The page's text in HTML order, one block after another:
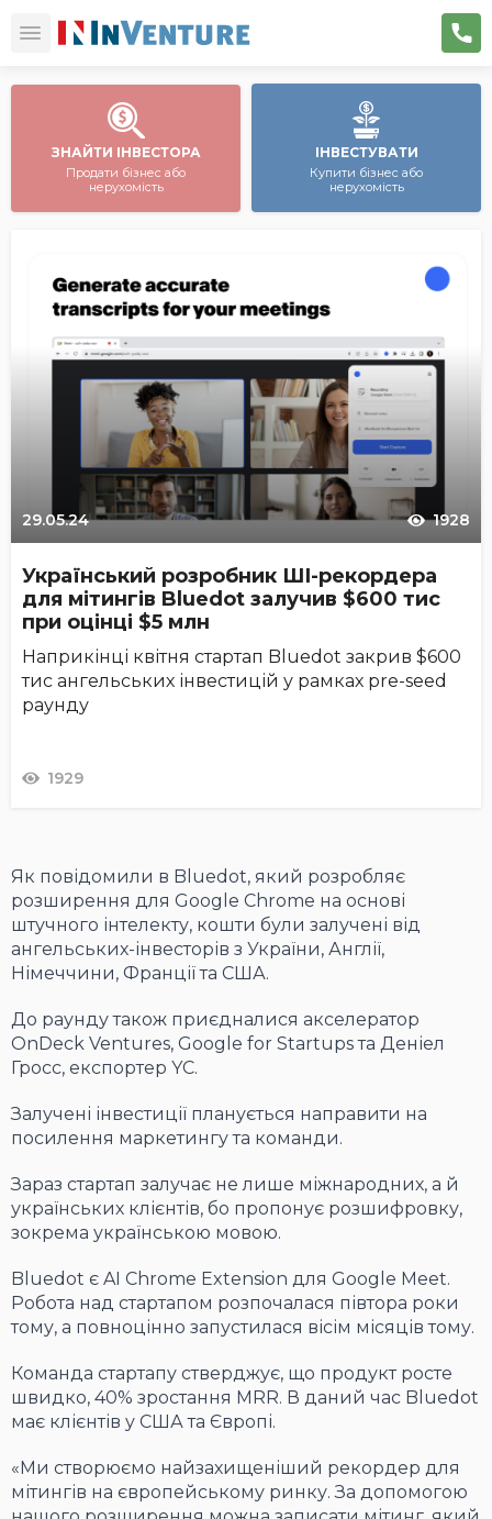
ЗНАЙТИ ІНВЕСТОРА
Продати бізнес або
нерухомість
ІНВЕСТУВАТИ
Купити бізнес або
нерухомість
29.05.24 1928
Український розробник ШІ-рекордера
для мітингів Bluedot залучив $600 тис
при оцінці $5 млн
Наприкінці квітня стартап Bluedot закрив $600
тис ангельських інвестицій у рамках pre-seed
раунду
1929
Як повідомили в Bluedot, який розробляє
розширення для Google Chrome на основі
штучного інтелекту, кошти були залучені від
ангельських-інвесторів з України, Англії,
Німеччини, Франції та США.
До раунду також приєдналися акселератор
OnDeck Ventures, Google for Startups та Деніел
Гросс, експортер YC.
Залучені інвестиції планується направити на
посилення маркетингу та команди.
Зараз стартап залучає не лише міжнародних, а й
українських клієнтів, бо пропонує розшифровку,
зокрема українською мовою.
Bluedot є AI Chrome Extension для Google Meet.
Робота над стартапом розпочалася півтора роки
тому, а повноцінно запустилася вісім місяців тому.
Команда стартапу стверджує, що продукт росте
швидко, 40% зростання MRR. В даний час Bluedot
має клієнтів у США та Європі.
«Ми створюємо найзахищеніший рекордер для
мітингів на європейському ринку. За допомогою